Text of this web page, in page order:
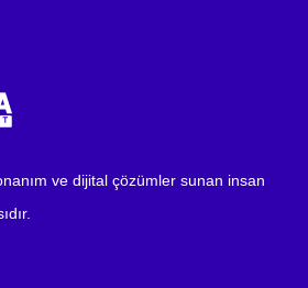
ve dijital çözümler sunan insan